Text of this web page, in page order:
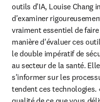
outils d'IA, Louise Chang
d'examiner
vraiment essentiel de
manière d'évaluer ces
le double impératif de
au secteur de la santé.
s'informer sur les
tendent ces